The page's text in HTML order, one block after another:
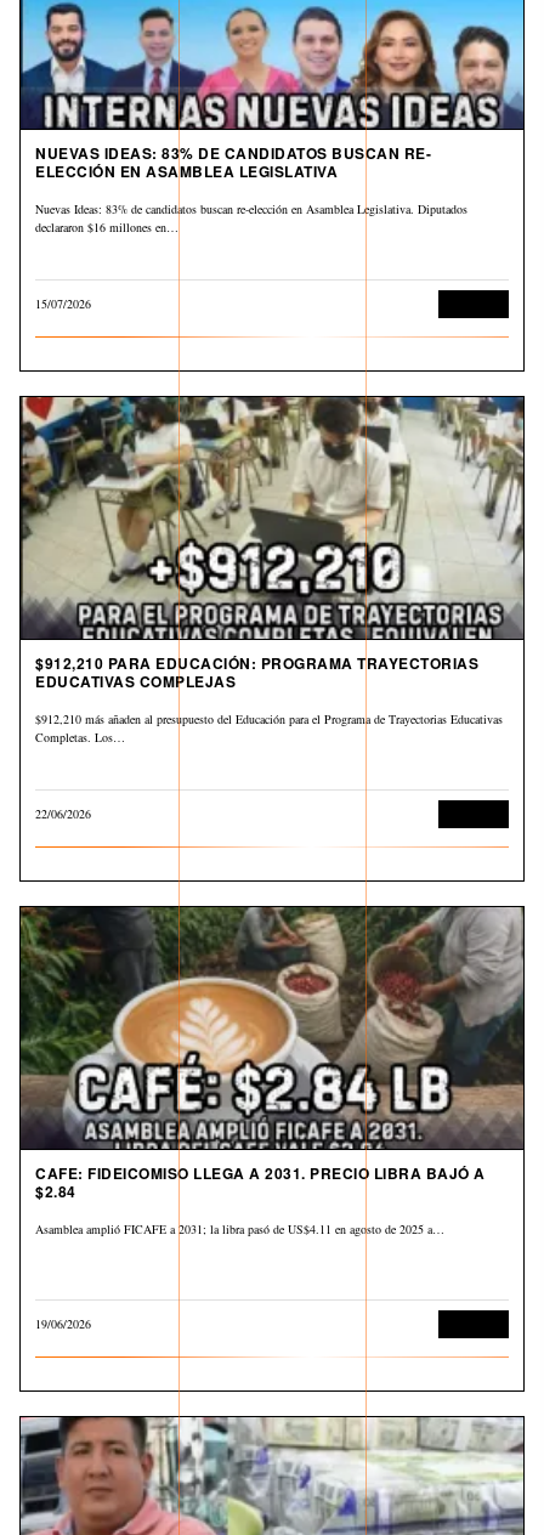
NUEVAS IDEAS: 83% DE CANDIDATOS BUSCAN RE-
ELECCIÓN EN ASAMBLEA LEGISLATIVA
Nuevas Ideas: 83% de candidatos buscan re-elección en Asamblea Legislativa. Diputados
declararon $16 millones en…
15/07/2026
$912,210 PARA EDUCACIÓN: PROGRAMA TRAYECTORIAS
EDUCATIVAS COMPLEJAS
$912,210 más añaden al presupuesto del Educación para el Programa de Trayectorias Educativas
Completas. Los…
22/06/2026
CAFE: FIDEICOMISO LLEGA A 2031. PRECIO LIBRA BAJÓ A
$2.84
Asamblea amplió FICAFE a 2031; la libra pasó de US$4.11 en agosto de 2025 a…
19/06/2026